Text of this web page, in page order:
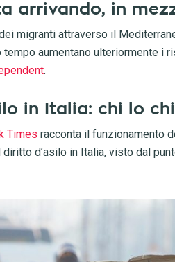
arrivando, in
migranti attraverso il
aumentano ulteriormente i
.
in Italia: chi lo
Times racconta il funzionamento
d’asilo in Italia, visto dal